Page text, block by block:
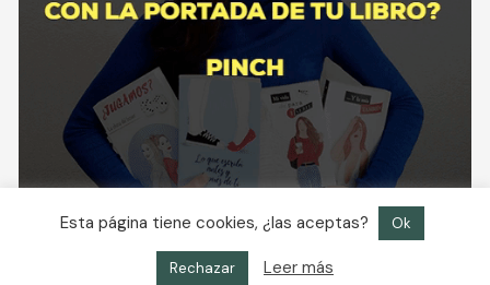
Esta página tiene cookies, ¿las aceptas? Ok
Rechazar Leer más